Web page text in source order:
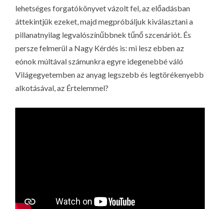
lehetséges forgatókönyvet vázolt fel, az előadásban
áttekintjük ezeket, majd megpróbáljuk kiválasztani a
pillanatnyilag legvalószínűbbnek tűnő szcenáriót. És
persze felmerül a Nagy Kérdés is: mi lesz ebben az
eónok múltával számunkra egyre idegenebbé váló
Világegyetemben az anyag legszebb és legtörékenyebb
alkotásával, az Értelemmel?